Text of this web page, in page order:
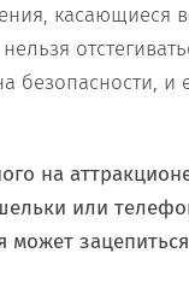
касающиеся
безопасности, и
на
или
может